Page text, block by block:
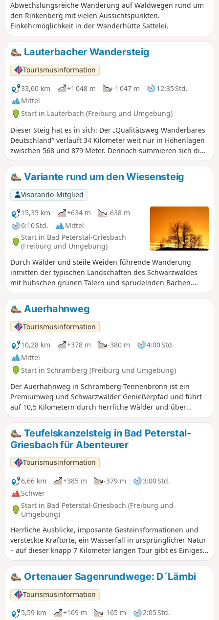
Abwechslungsreiche Wanderung auf Waldwegen rund um
den Rinkenberg mit vielen Aussichtspunkten.
Einkehrmöglichkeit in der Wanderhütte Sattelei.
Lauterbacher Wandersteig
Tourismusinformation
33,60 km
+1 048 m -1 047 m
12:35 Std.
Mittel
Start in Lauterbach (Freiburg und Umgebung)
Dieser Steig hat es in sich: Der „Qualitätsweg Wanderbares
Deutschland“ verläuft 34 Kilometer weit nur in Höhenlagen
zwischen 568 und 879 Meter. Dennoch summieren sich die
Anstiege auf dem „Lauterbacher Wandersteig“ auf gut 1350
Höhenmeter.
Variante rund um den Wiesensteig
Visorando-Mitglied
15,35 km
+634 m
-638 m
6:10 Std.
Mittel
Start in Bad Peterstal-Griesbach
(Freiburg und Umgebung)
Durch Wälder und steile Weiden führende Wanderung
inmitten der typischen Landschaften des Schwarzwaldes
mit hübschen grünen Tälern und sprudelnden Bächen.
Diese Variante ist das ganze Jahr über vom Parkplatz
Dollenberg aus zugänglicher (erreichbar über die B28) und
etwas länger als der offizielle Wiesensteig mit 13,4 km, der
vom Tourismusverband Bad Peterstal-Griesbach empfohlen
wird.
Auerhahnweg
Tourismusinformation
10,28 km
+378 m -380 m
4:00 Std.
Mittel
Start in Schramberg (Freiburg und Umgebung)
Der Auerhahnweg in Schramberg-Tennenbronn ist ein
Premiumweg und Schwarzwälder Genießerpfad und führt
auf 10,5 Kilometern durch herrliche Wälder und über
idyllische Wiesenpfade. Hier gab es Anfang des 20.
Jahrhunderts noch eine große Auerhuhn-Population.
Unterwegs gibt es immer wieder beeindruckende
Fernblicke und schöne Rastplätze. Informationen und
Installationen am Weg bringen dem Wanderer das Leben
von Europas größtem Hühnervogel näher. So ist
beispielsweise das Balzgeräusch zu hören und ein
überdimensionales Nest dient als Raststation.
Teufelskanzelsteig in Bad Peterstal-
Griesbach für Abenteurer
Tourismusinformation
6,66 km
+385 m -379 m
3:00 Std.
Schwer
Start in Bad Peterstal-Griesbach (Freiburg und
Umgebung)
Herrliche Ausblicke, imposante Gesteinsformationen und
versteckte Kraftorte, ein Wasserfall in ursprünglicher Natur
– auf dieser knapp 7 Kilometer langen Tour gibt es Einiges
zu entdecken.
Ortenauer Sagenrundwege: D´Lämbi
Tourismusinformation
5,59 km
+169 m -165 m
2:05 Std.